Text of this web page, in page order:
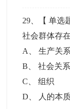
29 、【单选
社会群体存
A
、生产关系
B 、社会关系
C 、组织
D
人的本